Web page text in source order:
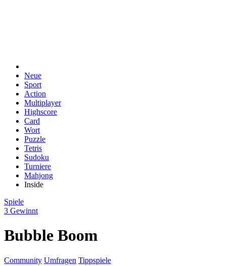
Neue
Sport
Action
Multiplayer
Highscore
Card
Wort
Puzzle
Tetris
Sudoku
Turniere
Mahjong
Inside
Spiele
3 Gewinnt
Bubble Boom
Community Umfragen Tippspiele